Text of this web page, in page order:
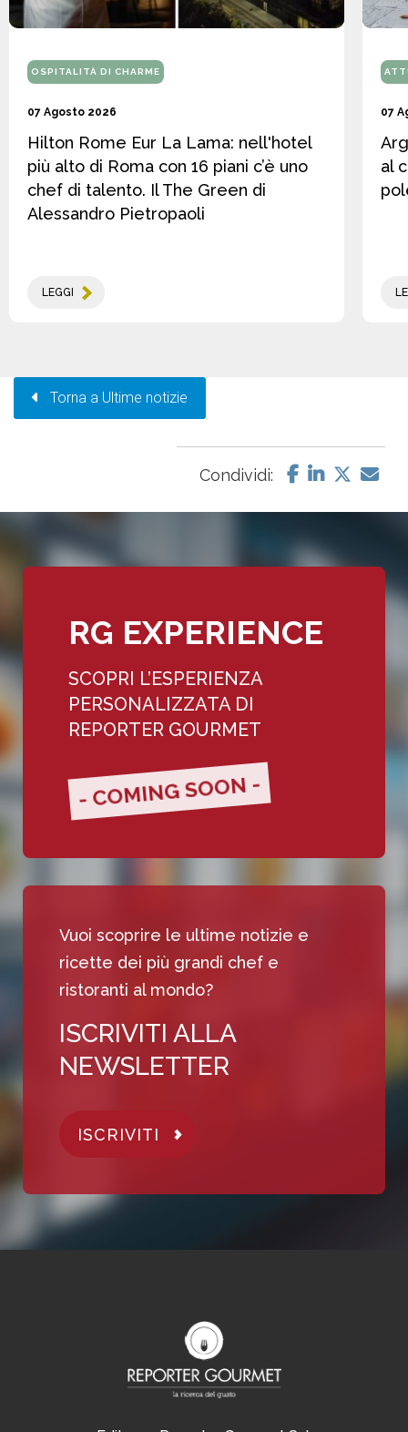
OSPITALITÀ DI CHARME
07 Agosto 2026
Hilton Rome Eur La Lama: nell'hotel
più alto di Roma con 16 piani c’è uno
chef di talento. Il The Green di
Alessandro Pietropaoli
LEGGI
07
al
Torna a Ultime notizie
Condividi:
RG EXPERIENCE
SCOPRI L’ESPERIENZA
PERSONALIZZATA DI
REPORTER GOURMET
- COMING SOON -
Vuoi scoprire le ultime notizie e
ricette dei più grandi chef e
ristoranti al mondo?
ISCRIVITI ALLA
NEWSLETTER
ISCRIVITI